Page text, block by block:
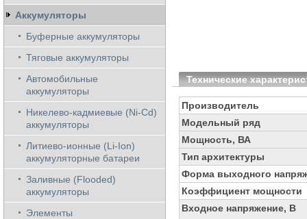
Технические
Производитель
Модельный ряд
Мощность, ВА
Тип архитектуры
Форма выходного
Коэффициент мощности
Входное напряжение, В
Аккумуляторы
Буферные аккумуляторы
Тяговые аккумуляторы
Автомобильные
аккумуляторы
Никелево-кадмиевые (Ni-Cd)
аккумуляторы
Литиево-ионные (Li-Ion)
аккумуляторные батареи
Заливные (Flooded)
аккумуляторы
Элементы